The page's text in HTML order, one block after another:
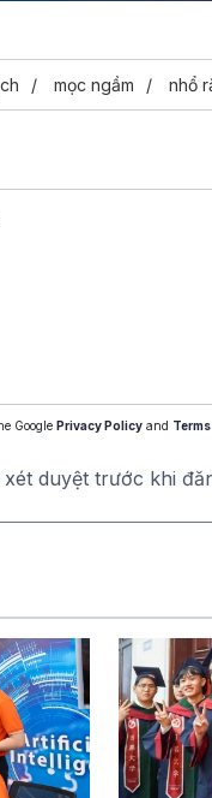
mọc ngầm nhổ
Google Privacy Policy and
duyệt trước khi